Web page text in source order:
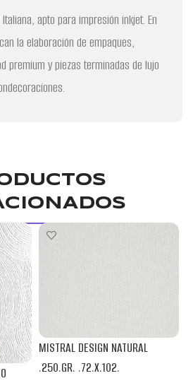
apto para impresión inkjet. En
la elaboración de empaques,
premium y piezas terminadas de lujo
MISTRAL DESIGN NATURAL
.250.GR. .72.X.102.